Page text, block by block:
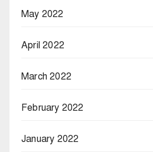
May 2022
April 2022
March 2022
February 2022
January 2022